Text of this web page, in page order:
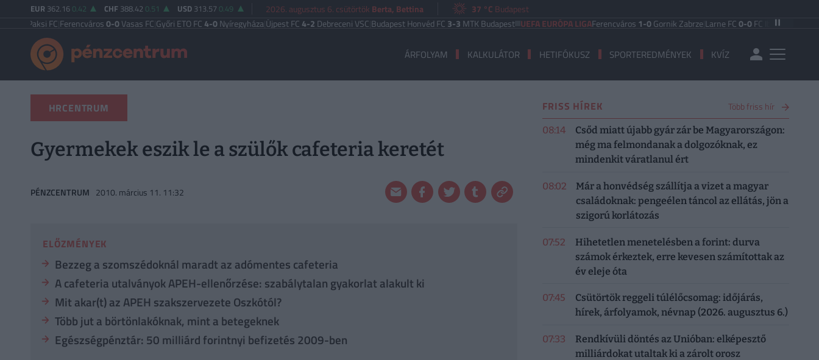
EUR 362.16 0.42 CHF 388.42 0.51 USD 313.57 0.49 2026. augusztus 6. csütörtök Berta, Bettina 37 °C Budapest
Ferencváros0-0Vasas FCGyőri ETO FC4-0Nyíregyháza|Újpest FC4-2Debreceni VSC|Budapest Honvéd FC3-3MTK Budapest UEFA EURÓPA LIGAFerencváros1-0Gornik Zabrze|Larne FC0-0FC Iberia 1999 Shamrock
ÁRFOLYAM KALKULÁTOR HETIFÓKUSZ SPORTEREDMÉNYEK KVÍZ
HRCENTRUM
Gyermekek eszik le a szülők cafeteria keretét
PÉNZCENTRUM 2010. március 11. 11:32
ELŐZMÉNYEK
Bezzeg a szomszédoknál maradt az adómentes cafeteria
A cafeteria utalványok APEH-ellenőrzése: szabálytalan gyakorlat alakult ki
Mit akar(t) az APEH szakszervezete Oszkótól?
Több jut a börtönlakóknak, mint a betegeknek
Egészségpénztár: 50 milliárd forintnyi befizetés 2009-ben
FRISS HÍREK Több friss hír
08:14
Csőd miatt újabb gyár zár be Magyarországon:
még ma felmondanak a dolgozóknak, ez
mindenkit váratlanul ért
08:02
Már a honvédség szállítja a vizet a magyar
családoknak: pengeélen táncol az ellátás, jön a
szigorú korlátozás
07:52
Hihetetlen menetelésben a forint: durva
számok érkeztek, erre kevesen számítottak az
év eleje óta
07:45
Csütörtök reggeli túlélőcsomag: időjárás,
hírek, árfolyamok, névnap (2026. augusztus 6.)
07:33
Rendkívüli döntés az Unióban: elképesztő
milliárdokat utaltak ki a zárolt orosz